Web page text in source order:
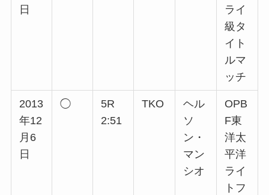
日
ライ
級タ
イト
ルマ
ッチ
2013
年12
月6
日
◯
5R
2:51
TKO
ヘル
ソ
ン・
マン
シオ
OPB
F東
洋太
平洋
ライ
トフ